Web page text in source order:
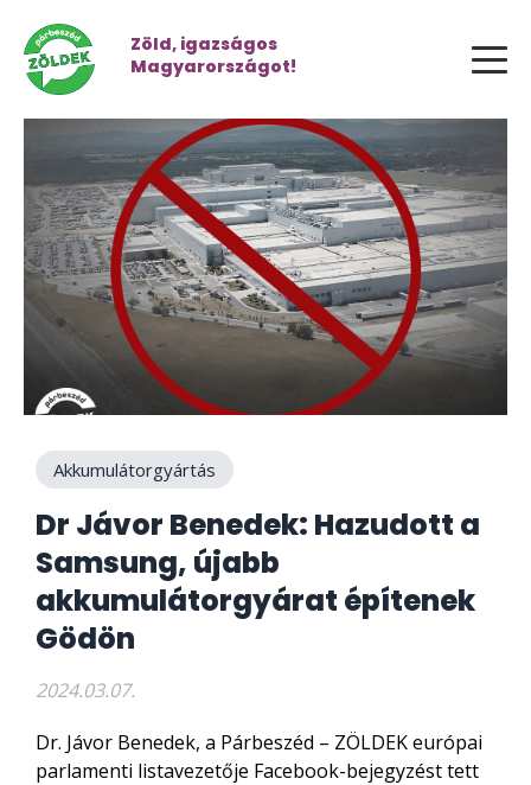
Zöld, igazságos
Magyarországot!
Akkumulátorgyártás
Dr Jávor Benedek: Hazudott a
Samsung, újabb
akkumulátorgyárat építenek
Gödön
2024.03.07.
Dr. Jávor Benedek, a Párbeszéd – ZÖLDEK európai
parlamenti listavezetője Facebook-bejegyzést tett